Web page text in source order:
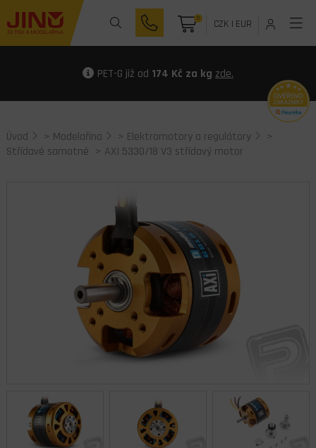
0 CZK| EUR
PET-G již od 174 Kč za kg zde.
Úvod > Modelařina > Elektromotory a regulátory
>
Střídavé samotné > AXI 5330/18 V3 střídavý motor